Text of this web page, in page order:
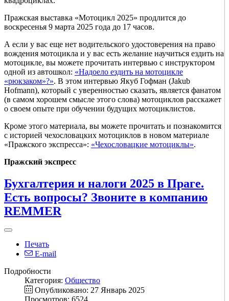
Пражская выставка «Мотоцикл 2025» продлится до
воскресенья 9 марта 2025 года до 17 часов.
А если у вас еще нет водительского удостоверения на право
вождения мотоцикла и у вас есть желание научиться ездить на
мотоцикле, вы можете прочитать интервью с инструктором
одной из автошкол: «Надоело ездить на мотоцикле
«рюкзаком»?». В этом интервью Якуб Гофман (Jakub
Hofmann), который с уверенностью сказать, является фанатом
(в самом хорошем смысле этого слова) мотоциклов расскажет
о своем опыте при обучении будущих мотоциклистов.
Кроме этого материала, вы можете прочитать и познакомится
с историей чехословацких мотоциклов в новом материале
«Пражского экспресса»: «Чехословацкие мотоциклы».
Пражский экспресс
Бухгалтерия и налоги 2025 в Праге.
Есть вопросы? Звоните в компанию
REMMER
Печать
E-mail
Подробности
Категория: Общество
Опубликовано: 27 Январь 2025
Просмотров: 6524